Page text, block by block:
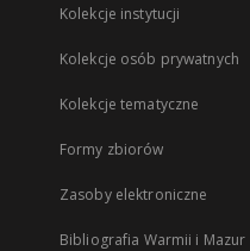
Kolekcje instytucji
Kolekcje osób prywatnych
Kolekcje tematyczne
Formy zbiorów
Zasoby elektroniczne
Bibliografia Warmii i Mazur